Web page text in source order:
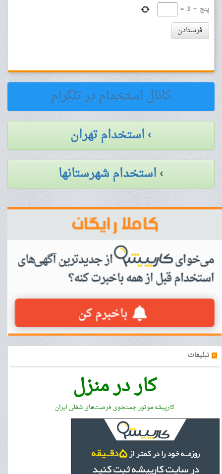
پنج −
3
=
فرستادن
کانال استخدام در تلگرام
› استخدام تهران
›استخدام شهرستانها
» تبلیغات
کار در منزل
کارپیشه موتور جستجوی فرصت‌های شغلی ایران